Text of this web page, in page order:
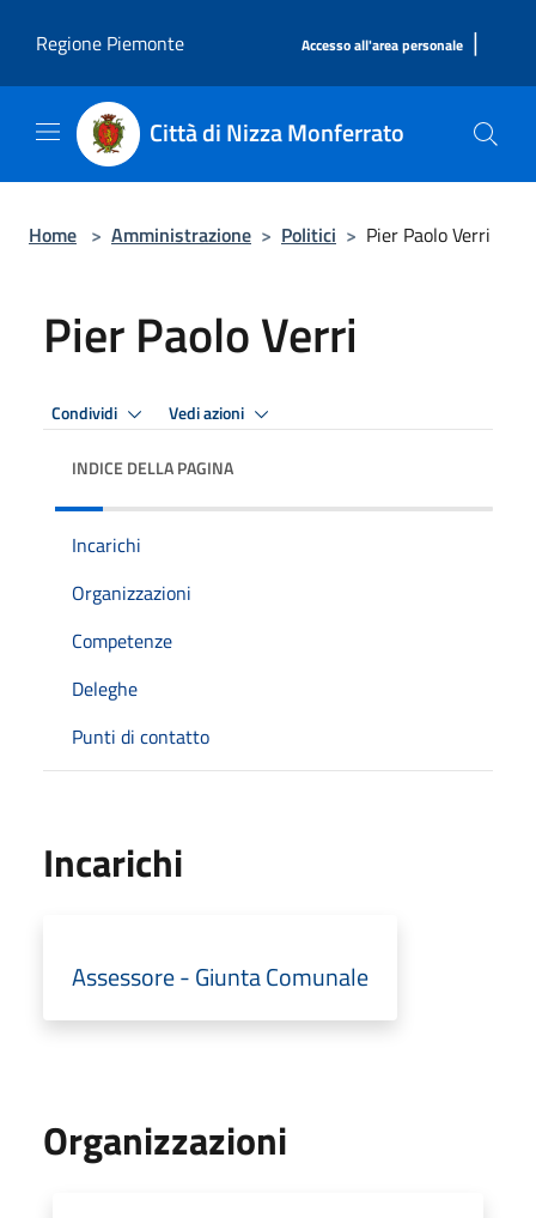
Regione Piemonte
Accesso all'area personale |
Città di Nizza Monferrato
Home > Amministrazione > Politici > Pier Paolo Verri
Pier Paolo Verri
Condividi Vedi azioni
INDICE DELLA PAGINA
Incarichi
Organizzazioni
Competenze
Deleghe
Punti di contatto
Incarichi
Assessore - Giunta Comunale
Organizzazioni